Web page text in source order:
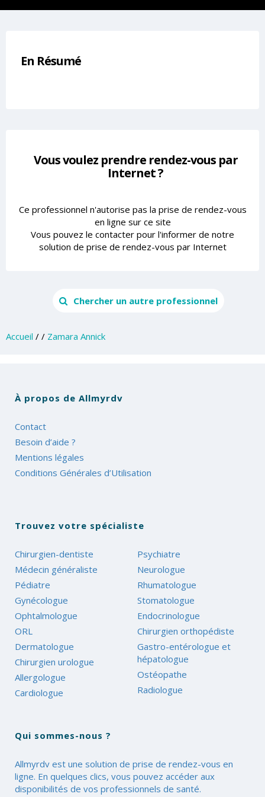
En Résumé
Vous voulez prendre rendez-vous par
Internet ?
Ce professionnel n'autorise pas la prise de rendez-vous
en ligne sur ce site
Vous pouvez le contacter pour l'informer de notre
solution de prise de rendez-vous par Internet
Chercher un autre professionnel
Accueil / / Zamara Annick
À propos de Allmyrdv
Contact
Besoin d’aide ?
Mentions légales
Conditions Générales d’Utilisation
Trouvez votre spécialiste
Chirurgien-dentiste
Médecin généraliste
Pédiatre
Gynécologue
Ophtalmologue
ORL
Dermatologue
Chirurgien urologue
Allergologue
Cardiologue
Psychiatre
Neurologue
Rhumatologue
Stomatologue
Endocrinologue
Chirurgien orthopédiste
Gastro-entérologue et
hépatologue
Ostéopathe
Radiologue
Qui sommes-nous ?
Allmyrdv est une solution de prise de rendez-vous en
ligne. En quelques clics, vous pouvez accéder aux
disponibilités de vos professionnels de santé.